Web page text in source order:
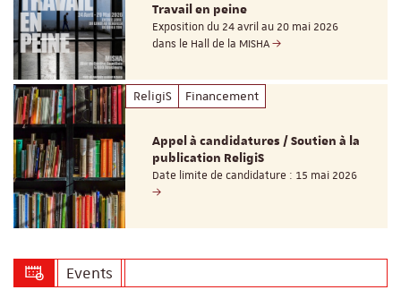
Travail en peine
Exposition du 24 avril au 20 mai 2026
dans le Hall de la MISHA
ReligiS Financement
Appel à candidatures / Soutien à la
publication ReligiS
Date limite de candidature : 15 mai 2026
Events